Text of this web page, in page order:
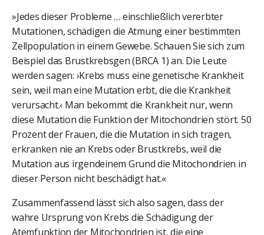
»Jedes dieser Probleme … einschließlich vererbter
Mutationen, schädigen die Atmung einer bestimmten
Zellpopulation in einem Gewebe. Schauen Sie sich zum
Beispiel das Brustkrebsgen (BRCA 1) an. Die Leute
werden sagen: ›Krebs muss eine genetische Krankheit
sein, weil man eine Mutation erbt, die die Krankheit
verursacht.‹ Man bekommt die Krankheit nur, wenn
diese Mutation die Funktion der Mitochondrien stört. 50
Prozent der Frauen, die die Mutation in sich tragen,
erkranken nie an Krebs oder Brustkrebs, weil die
Mutation aus irgendeinem Grund die Mitochondrien in
dieser Person nicht beschädigt hat.«
Zusammenfassend lässt sich also sagen, dass der
wahre Ursprung von Krebs die Schädigung der
Atemfunktion der Mitochondrien ist, die eine